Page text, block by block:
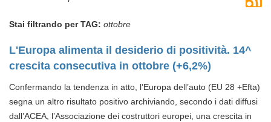
Stai filtrando per TAG: ottobre
L'Europa alimenta il desiderio di positività. 14^
crescita consecutiva in ottobre (+6,2%)
Confermando la tendenza in atto, l’Europa dell’auto (EU 28 +Efta)
segna un altro risultato positivo archiviando, secondo i dati diffusi
dall’ACEA, l’Associazione dei costruttori europei, una crescita in